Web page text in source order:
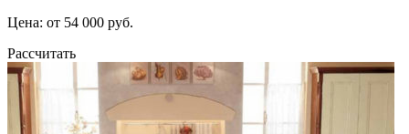
Цена: от 54 000 руб.
Рассчитать